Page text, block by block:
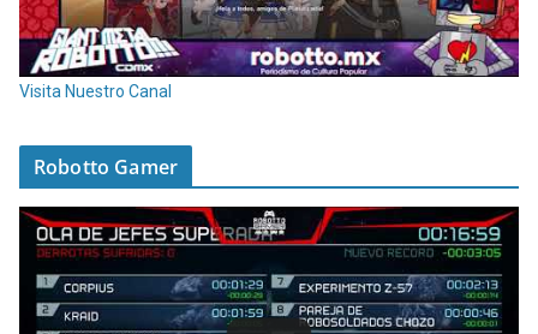
Visita Nuestro Canal
Robotto Gamer